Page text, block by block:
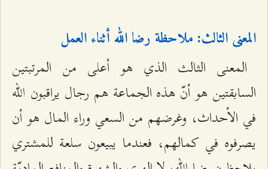
المعنى الثالث: ملاحظة رضا الله أثناء العمل
المعنى الثالث الذي هو أعلى من المرتبتين
السابقتين هو أنّ هذه الجماعة هم رجال يراقبون الله
في الأحداث، وغرضهم من السعي وراء المال هو أن
يصرفوه في كمالهم، فعندما يبيعون سلعة للمشتري